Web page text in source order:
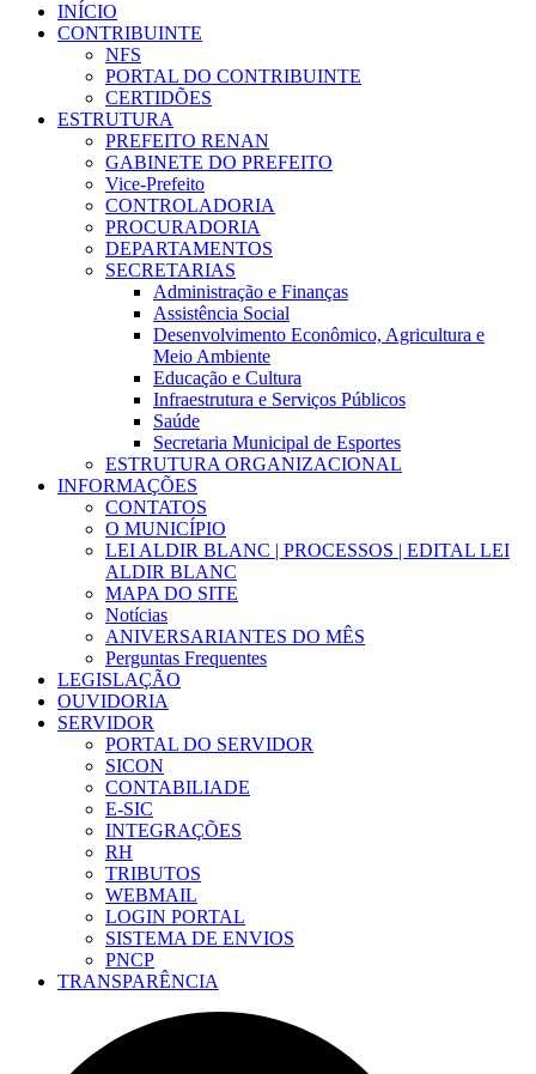
INÍCIO
CONTRIBUINTE
NFS
PORTAL DO CONTRIBUINTE
CERTIDÕES
ESTRUTURA
PREFEITO RENAN
GABINETE DO PREFEITO
Vice-Prefeito
CONTROLADORIA
PROCURADORIA
DEPARTAMENTOS
SECRETARIAS
Administração e Finanças
Assistência Social
Desenvolvimento Econômico, Agricultura e
Meio Ambiente
Educação e Cultura
Infraestrutura e Serviços Públicos
Saúde
Secretaria Municipal de Esportes
ESTRUTURA ORGANIZACIONAL
INFORMAÇÕES
CONTATOS
O MUNICÍPIO
LEI ALDIR BLANC | PROCESSOS | EDITAL LEI
ALDIR BLANC
MAPA DO SITE
Notícias
ANIVERSARIANTES DO MÊS
Perguntas Frequentes
LEGISLAÇÃO
OUVIDORIA
SERVIDOR
PORTAL DO SERVIDOR
SICON
CONTABILIADE
E-SIC
INTEGRAÇÕES
RH
TRIBUTOS
WEBMAIL
LOGIN PORTAL
SISTEMA DE ENVIOS
PNCP
TRANSPARÊNCIA